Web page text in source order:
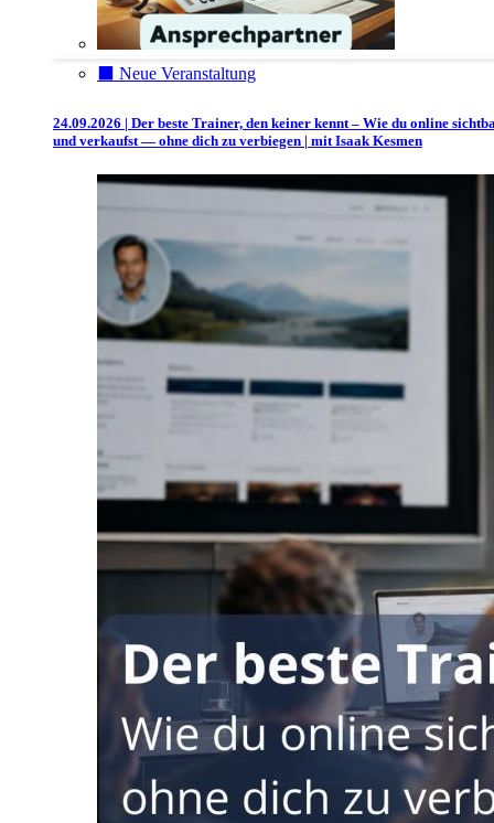
⬛️ Neue Veranstaltung
24.09.2026 | Der beste Trainer, den keiner kennt – Wie du online
und verkaufst — ohne dich zu verbiegen | mit Isaak Kesmen